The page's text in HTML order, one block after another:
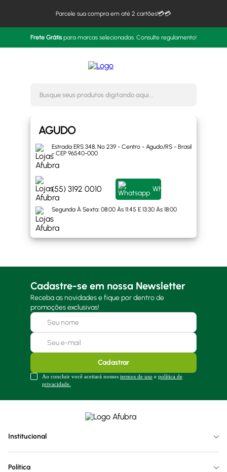
Parcele sua compra em até 2 cartões!💳💳
Frete Grátispara marcas selecionadas. Consulte regulamento!
Busque seus produtos
AGUDO
Estrada ERS 348, Nº 239 - Centro - Agudo/RS - Brasil
- CEP 96540-000
(55) 3192 0010 Whatsapp
Segunda À Sexta: 08:00 Às 11:45 E 13:30 Às 18:00
Cadastre-se em nossa Newsletter
Receba as novidades e fique por dentro de
promoções exclusivas!
Cadastrar
Ao concluir você aceitará nossos termos de uso e política de
privacidade.
Institucional
Política